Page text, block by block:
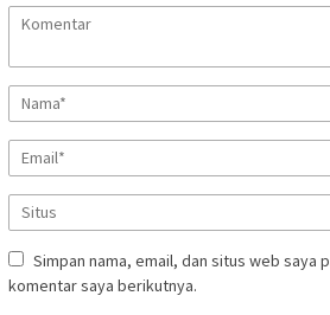
Simpan nama, email, dan situs web saya
komentar saya berikutnya.